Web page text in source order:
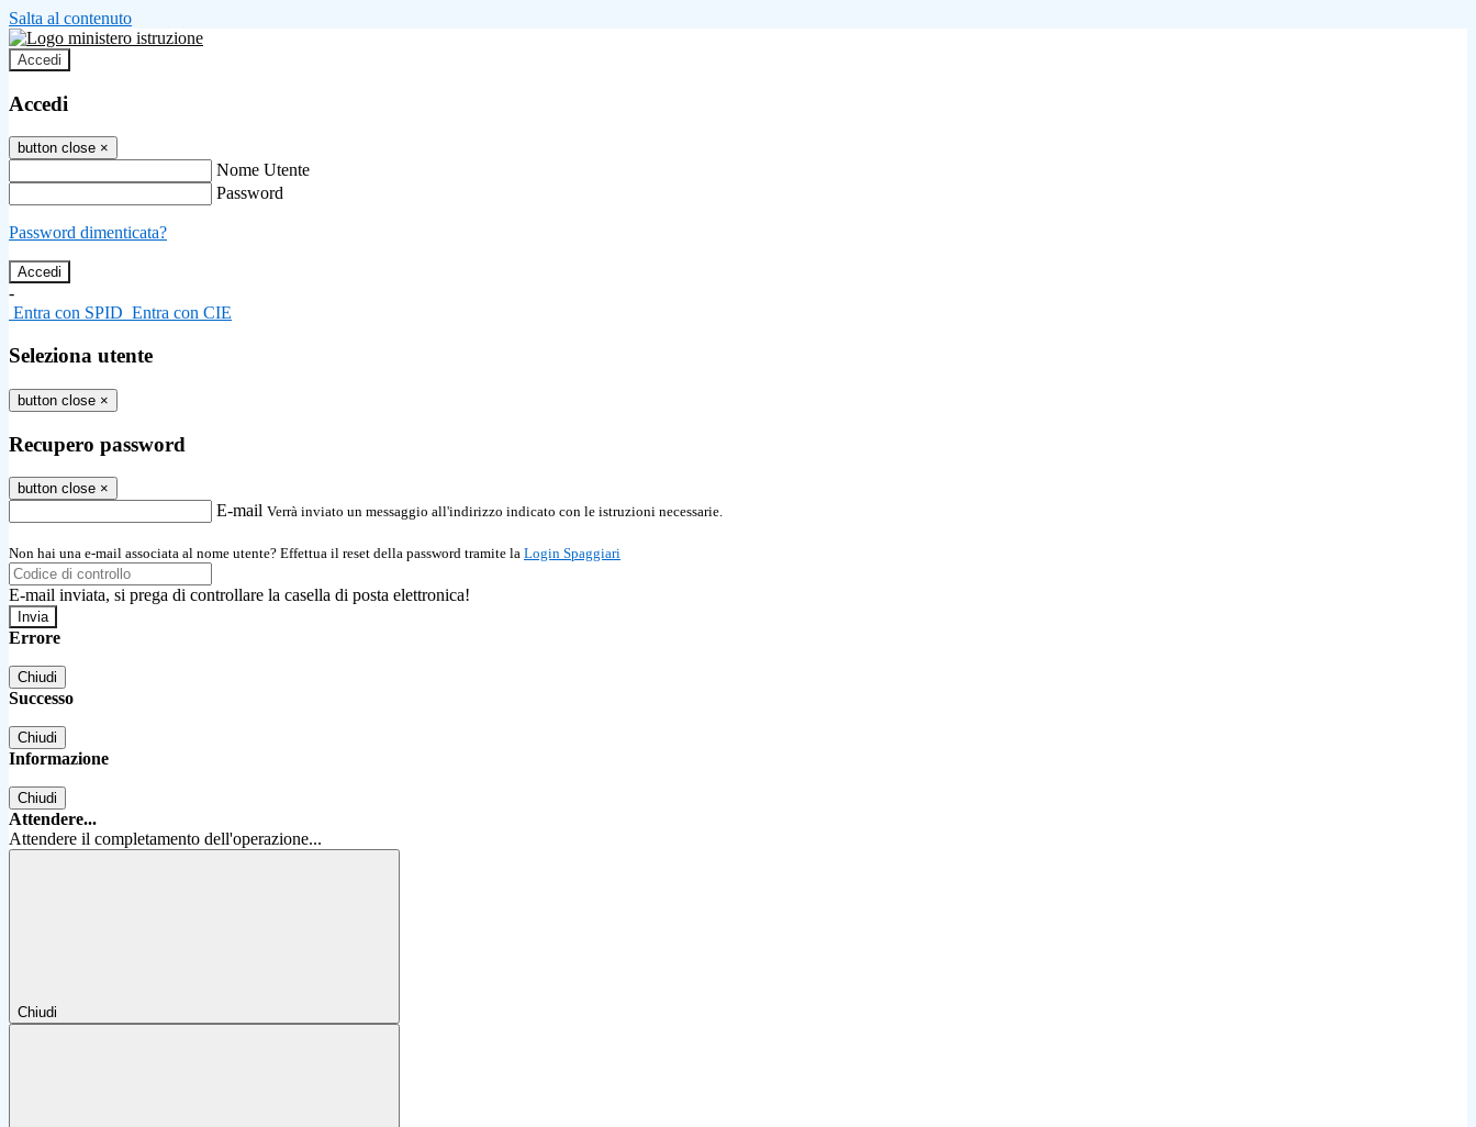
Salta al contenuto
Accedi
Accedi
button close ×
Nome Utente
Password
Password dimenticata?
-
Entra con SPID Entra con CIE
Seleziona utente
button close ×
Recupero password
button close ×
E-mail Verrà inviato un messaggio all'indirizzo indicato con le istruzioni necessarie.
Non hai una e-mail associata al nome utente? Effettua il reset della password tramite la Login Spaggiari
E-mail inviata, si prega di controllare la casella di posta elettronica!
Errore
Chiudi
Successo
Chiudi
Informazione
Chiudi
Attendere...
Attendere il completamento dell'operazione...
Chiudi